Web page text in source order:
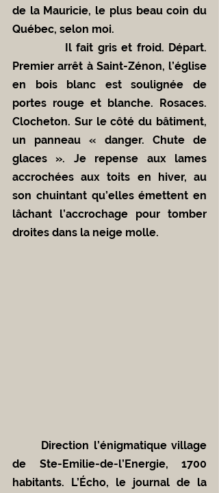
de la Mauricie, le plus beau coin du
Québec, selon moi.
Il fait gris et froid. Départ.
Premier arrêt à Saint-Zénon, l’église
en bois blanc est soulignée de
portes rouge et blanche. Rosaces.
Clocheton. Sur le côté du bâtiment,
un panneau « danger. Chute de
glaces ». Je repense aux lames
accrochées aux toits en hiver, au
son chuintant qu’elles émettent en
lâchant l’accrochage pour tomber
droites dans la neige molle.
de Ste-Emilie-de-l’Energie, 1700
habitants. L’Écho, le journal de la